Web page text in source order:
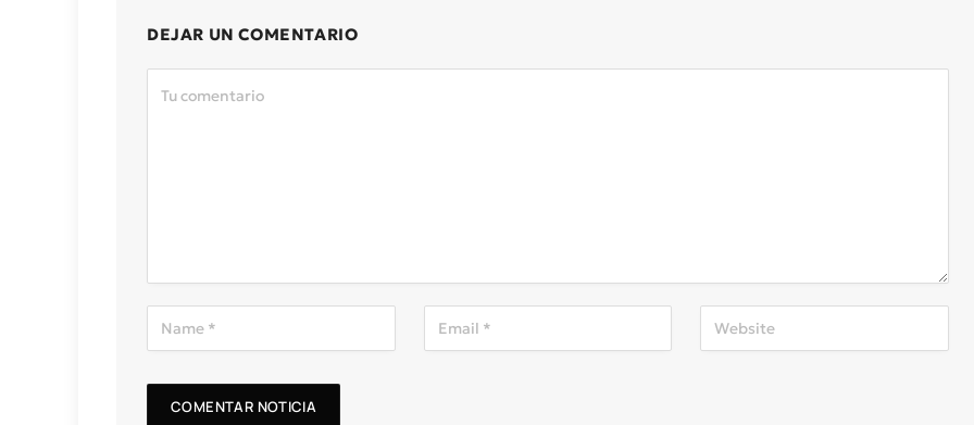
DEJAR UN COMENTARIO